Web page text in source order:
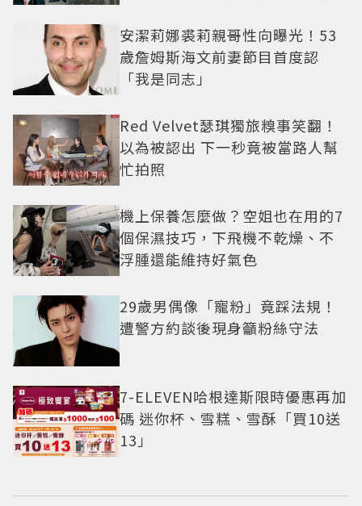
安潔莉娜裘莉親哥性向曝光！53
歲詹姆斯海文前妻節目首度認
「我是同志」
Red Velvet瑟琪獨旅糗事笑翻！
以為被認出 下一秒竟被當路人幫
忙拍照
機上保養怎麼做？空姐也在用的7
個保濕技巧，下飛機不乾燥、不
浮腫還能維持好氣色
29歲男偶像「寵粉」竟踩法規！
遭警方約談後現身籲粉絲守法
7-ELEVEN哈根達斯限時優惠再加
碼 迷你杯、雪糕、雪酥「買10送
13」